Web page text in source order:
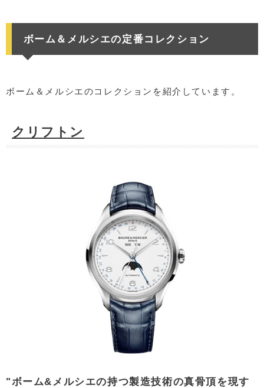
ボーム＆メルシエの定番コレクション
ボーム＆メルシエのコレクションを紹介しています。
クリフトン
"ボーム&メルシエの持つ製造技術の真骨頂を現す